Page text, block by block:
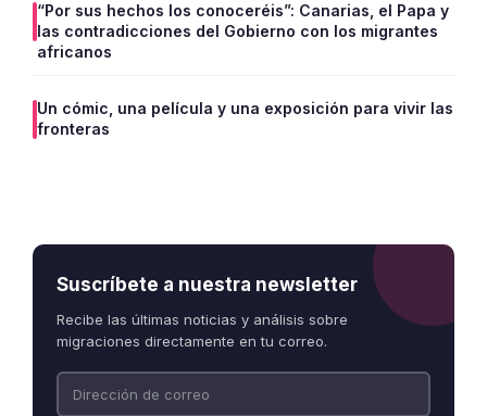
“Por sus hechos los conoceréis”: Canarias, el Papa y
las contradicciones del Gobierno con los migrantes
africanos
Un cómic, una película y una exposición para vivir las
fronteras
Suscríbete a nuestra newsletter
Recibe las últimas noticias y análisis sobre
migraciones directamente en tu correo.